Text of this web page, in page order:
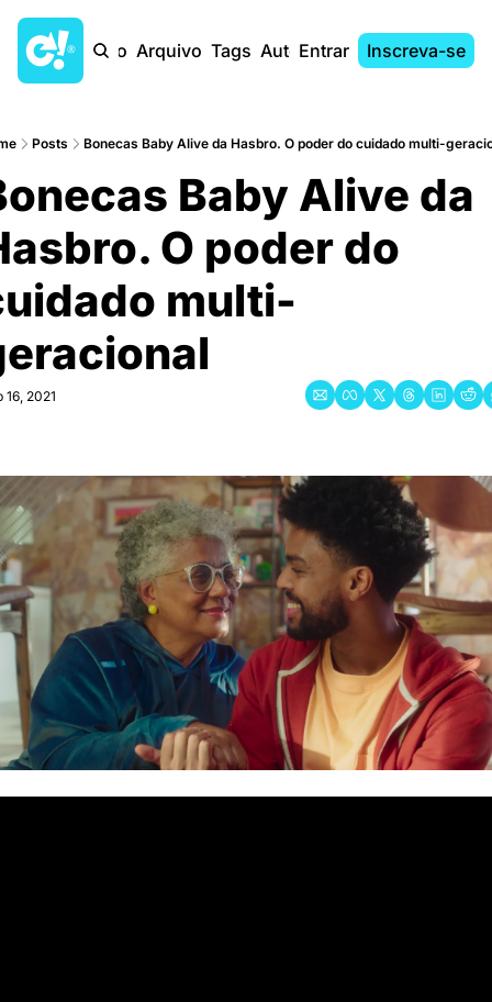
Início Arquivo Tags AutoresEntrar Inscreva-se
Posts Bonecas Baby Alive da Hasbro. O poder do cuidado multi-
Baby Alive da
O poder do
multi-
16, 2021